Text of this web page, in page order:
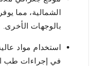
الشمالية، مما
بالوجهات الأخرى.
استخدام مواد
في إجراءات طب